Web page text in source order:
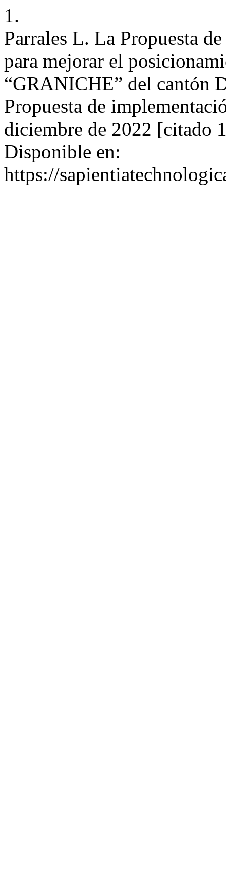
1.
Parrales L. La Propuesta
para mejorar el
“GRANICHE” del cantón
Propuesta de
diciembre de 2022 [citado
Disponible en:
https://